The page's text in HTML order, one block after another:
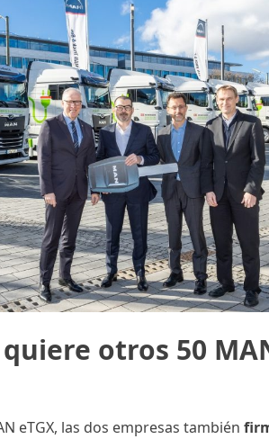
otros 50
eTGX, las dos empresas también